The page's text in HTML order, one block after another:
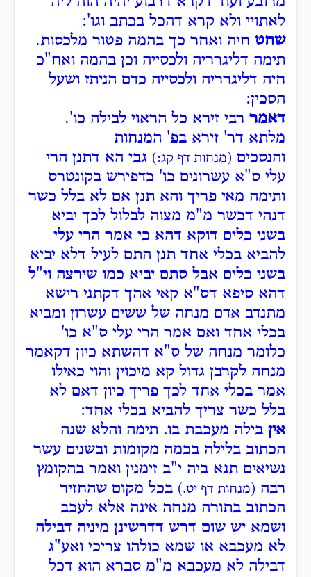
לאתויי ולא קרא דהכל בכתב וגו':
שחט חיה ואחר כך בהמה פטור מלכסות.
תימה דליגרריה ולכסייה וכן בהמה ואח"כ
חיה דליגרריה ולכסייה כדם הניתז ושעל
הסכין:
דאמר רבי זירא כל הראוי לבילה כו'.
מלתא דר' זירא בפ' המנחות
והנסכים (מנחות דף קג:) גבי הא דתנן הרי
עלי ס"א עשרונים כו' כדפירש בקונטרס
ותימה מאי פריך והא תנן אם לא בלל כשר
דנהי דכשר מ"מ מצוה לבלול לכך יביא
בשני כלים דוקא דהא כי אמר הרי עלי
להביא בכלי אחד תנן התם לעיל דלא יביא
בשני כלים אבל סתם יביא כמו שירצה וי"ל
דהא סיפא דס"א קאי אהך דקתני רישא
מתנדב אדם מנחה של ששים עשרון ומביא
בכלי אחד ואם אמר הרי עלי ס"א כו'
כלומר מנחה של ס"א דהשתא כיון דקאמר
מנחה לקרבן גדול קא מיכוין והוי כאילו
אמר בכלי אחד לכך פריך כיון דאם לא
בלל כשר צריך להביא בכלי אחד:
אין בילה מעכבת בו. תימה והלא שנה
הכתוב בלילה בכמה מקומות ובשנים עשר
נשיאים תנא ביה י"ב זימנין ואמר בהקומץ
רבה (מנחות דף יט.) בכל מקום שהחזיר
הכתוב בתורה מנחה אינה אלא לעכב
ושמא יש שום דרש דדרשינן מיניה דבילה
לא מעכבא או שמא כולהו צריכי ואע"ג
דבילה לא מעכבא מ"מ סברא הוא דכל